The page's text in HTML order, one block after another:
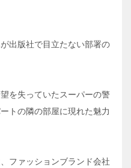
出版社で目立たない部署の
を失っていたスーパーの警
トの隣の部屋に現れた魅力
ファッションブランド会社